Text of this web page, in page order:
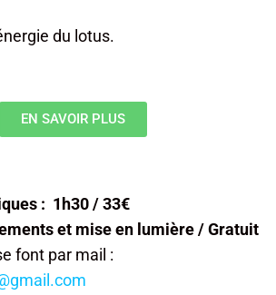
l’énergie du lotus.
EN SAVOIR PLUS
: 1h30 / 33€
et mise en lumière / Gratuit
font par mail :